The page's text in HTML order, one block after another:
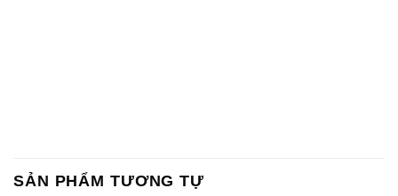
SẢN PHẨM TƯƠNG TỰ